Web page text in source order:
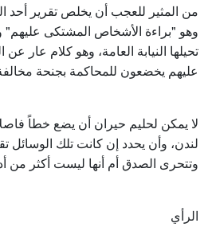
من المثير للعجب أن يخلص تقرير أحد
وهو "براءة الأشخاص المشتكى
تحيلها النيابة العامة، وهو كلام عار
عليهم يخضعون للمحاكمة بجنحة مخالفة
لا يمكن لحليم حيران أن يضع خطاً
لندن، وأن يحدد إن كانت تلك الوسائل
وتتحرى الصدق أم أنها ليست أكثر من
الرأي